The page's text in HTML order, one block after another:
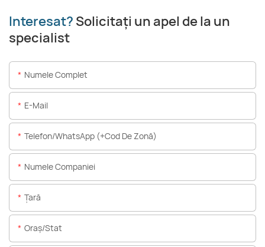
Interesat? Solicitați un apel de la un
specialist
Numele Complet
E-Mail
Telefon/WhatsApp (+Cod De Zonă)
Numele Companiei
Ţară
Oraș/stat